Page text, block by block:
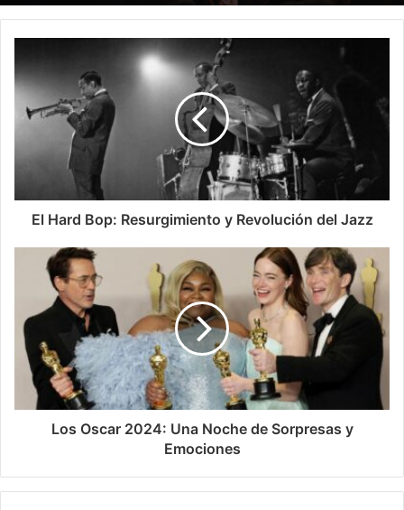
El Hard Bop: Resurgimiento y Revolución del Jazz
Los Oscar 2024: Una Noche de Sorpresas y
Emociones